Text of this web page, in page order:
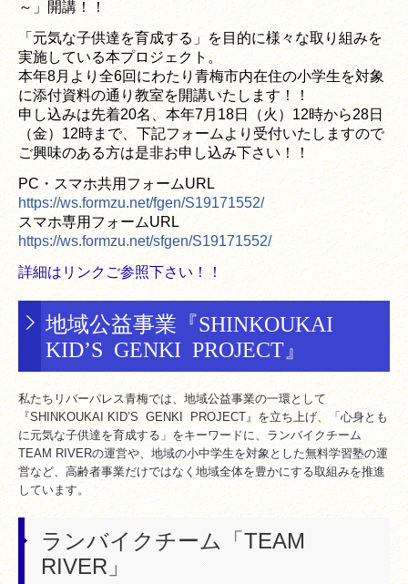
～」開講！！
「元気な子供達を育成する」を目的に様々な取り組みを
実施している本プロジェクト。
本年8月より全6回にわたり青梅市内在住の小学生を対象
に添付資料の通り教室を開講いたします！！
申し込みは先着20名、本年7月18日（火）12時から28日
（金）12時まで、下記フォームより受付いたしますので
ご興味のある方は是非お申し込み下さい！！
PC・スマホ共用フォームURL
https://ws.formzu.net/fgen/S19171552/
スマホ専用フォームURL
https://ws.formzu.net/sfgen/S19171552/
詳細はリンクご参照下さい！！
地域公益事業『SHINKOUKAI
KID’S GENKI PROJECT』
私たちリバーパレス青梅では、地域公益事業の一環として
『SHINKOUKAI KID’S GENKI PROJECT』を立ち上げ、
「心身とも
に元気な子供達を育成する」をキーワードに、ランバイクチーム
TEAM RIVERの運営や、地域の小中学生を対象とした無料学習塾の運
営など、高齢者事業だけではなく地域全体を豊かにする取組みを推進
しています。
ランバイクチーム「TEAM
RIVER」